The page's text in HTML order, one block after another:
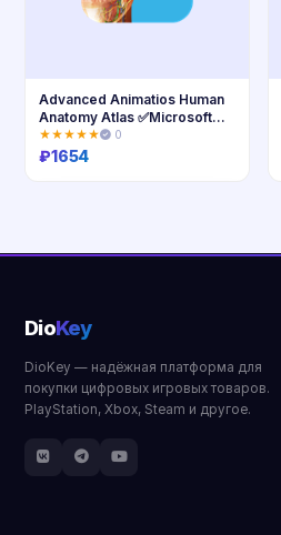
Advanced Animatios Human
Anatomy Atlas ✅Microsoft
Store
★★★★★ 0
₽1654
DioKey
DioKey — надёжная платформа для
покупки цифровых игровых товаров.
PlayStation, Xbox, Steam и другое.